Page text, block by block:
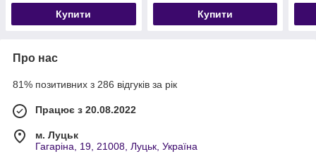
Купити Купити
Про нас
81% позитивних з 286 відгуків за рік
Працює з 20.08.2022
м. Луцьк
Гагаріна, 19, 21008, Луцьк, Україна